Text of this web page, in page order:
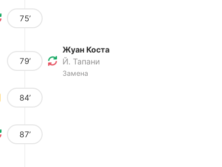
75’
79’
Жуан Коста
Й. Тапани
Замена
84’
87’